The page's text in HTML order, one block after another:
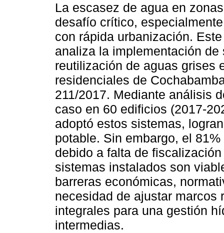
La escasez de agua en
desafío crítico,
con rápida urbanización.
analiza la implementación de
reutilización de aguas grises
residenciales de
211/2017. Mediante análisis
caso en 60 edificios (2017-
adoptó estos sistemas,
potable. Sin embargo, el
debido a falta de
sistemas instalados son
barreras económicas,
necesidad de ajustar marcos
integrales para una gestión
intermedias.